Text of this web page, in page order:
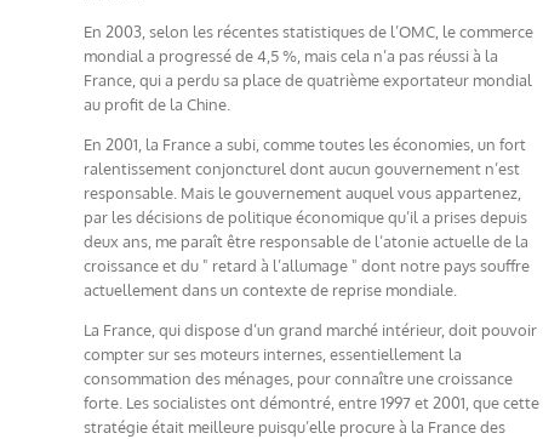
En 2003, selon les récentes statistiques de l’OMC, le commerce
mondial a progressé de 4,5 %, mais cela n’a pas réussi à la
France, qui a perdu sa place de quatrième exportateur mondial
au profit de la Chine.
En 2001, la France a subi, comme toutes les économies, un fort
ralentissement conjoncturel dont aucun gouvernement n’est
responsable. Mais le gouvernement auquel vous appartenez,
par les décisions de politique économique qu’il a prises depuis
deux ans, me paraît être responsable de l’atonie actuelle de la
croissance et du " retard à l’allumage " dont notre pays souffre
actuellement dans un contexte de reprise mondiale.
La France, qui dispose d’un grand marché intérieur, doit pouvoir
compter sur ses moteurs internes, essentiellement la
consommation des ménages, pour connaître une croissance
forte. Les socialistes ont démontré, entre 1997 et 2001, que cette
stratégie était meilleure puisqu’elle procure à la France des